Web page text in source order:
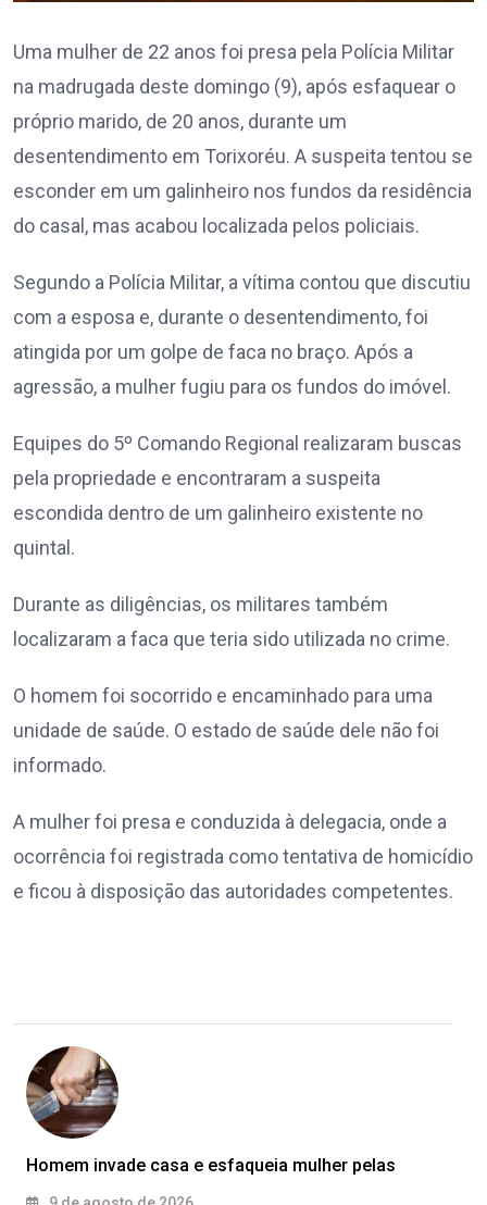
Uma mulher de 22 anos foi presa pela Polícia Militar
na madrugada deste domingo (9), após esfaquear o
próprio marido, de 20 anos, durante um
desentendimento em Torixoréu. A suspeita tentou se
esconder em um galinheiro nos fundos da residência
do casal, mas acabou localizada pelos policiais.
Segundo a Polícia Militar, a vítima contou que discutiu
com a esposa e, durante o desentendimento, foi
atingida por um golpe de faca no braço. Após a
agressão, a mulher fugiu para os fundos do imóvel.
Equipes do 5º Comando Regional realizaram buscas
pela propriedade e encontraram a suspeita
escondida dentro de um galinheiro existente no
quintal.
Durante as diligências, os militares também
localizaram a faca que teria sido utilizada no crime.
O homem foi socorrido e encaminhado para uma
unidade de saúde. O estado de saúde dele não foi
informado.
A mulher foi presa e conduzida à delegacia, onde a
ocorrência foi registrada como tentativa de homicídio
e ficou à disposição das autoridades competentes.
Homem invade casa e esfaqueia mulher pelas